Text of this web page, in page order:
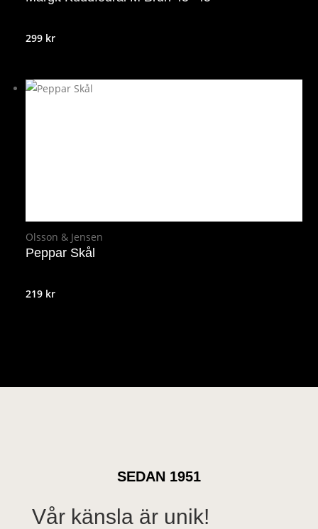
299 kr
Olsson & Jensen
Peppar Skål
219 kr
SEDAN 1951
Vår känsla är unik!